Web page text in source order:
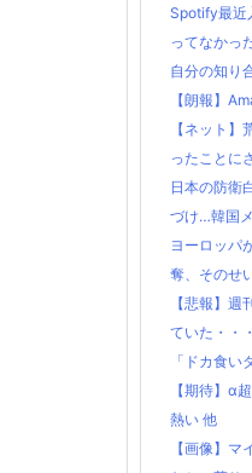
Spotify最近
ってなかっ
自分の知り
【朗報】
【ネット
ったことに
日本の防衛
づけ…韓国
ヨーロッパ
奪、そのせ
【悲報】
ていた・・
「ドカ食
【期待】α
熱い 他
【画像】